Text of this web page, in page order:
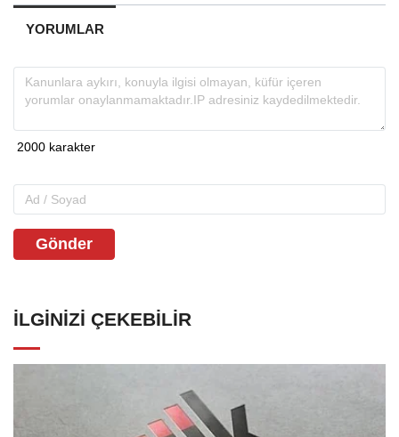
YORUMLAR
Gönder
İLGINIZI ÇEKEBILIR